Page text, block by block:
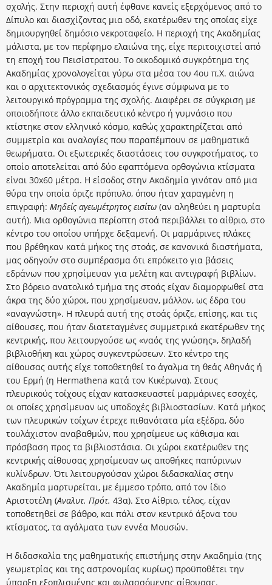
σχολής. Στην περιοχή αυτή έφθανε κανείς εξερχόμενος από το
Δίπυλο και διασχίζοντας μια οδό, εκατέρωθεν της οποίας είχε
δημιουργηθεί δημόσιο νεκροταφείο. Η περιοχή της Ακαδημίας
μάλιστα, με τον περίφημο ελαιώνα της, είχε περιτοιχιστεί από
τη εποχή του Πεισίστρατου. Το οικοδομικό συγκρότημα της
Ακαδημίας χρονολογείται γύρω στα μέσα του 4ου π.Χ. αιώνα
και ο αρχιτεκτονικός σχεδιασμός έγινε σύμφωνα με το
λειτουργικό πρόγραμμα της σχολής. Διαφέρει σε σύγκριση με
οποιοδήποτε άλλο εκπαιδευτικό κέντρο ή γυμνάσιο που
κτίστηκε στον ελληνικό κόσμο, καθώς χαρακτηρίζεται από
συμμετρία και αναλογίες που παραπέμπουν σε μαθηματικά
θεωρήματα. Οι εξωτερικές διαστάσεις του συγκροτήματος, το
οποίο αποτελείται από δύο εφαπτόμενα ορθογώνια κτίσματα
είναι 30x60 μέτρα. Η είσοδος στην Ακαδημία γινόταν από μια
θύρα την οποία όριζε πρόπυλο, όπου ήταν χαραγμένη η
επιγραφή: Μηδείς αγεωμέτρητος εισίτω (αν αληθεύει η μαρτυρία
αυτή). Μια ορθογώνια περίοπτη στοά περιβάλλει το αίθριο, στο
κέντρο του οποίου υπήρχε δεξαμενή. Οι μαρμάρινες πλάκες
που βρέθηκαν κατά μήκος της στοάς, σε κανονικά διαστήματα,
μας οδηγούν στο συμπέρασμα ότι επρόκειτο για βάσεις
εδράνων που χρησίμευαν για μελέτη και αντιγραφή βιβλίων.
Στο βόρειο ανατολικό τμήμα της στοάς είχαν διαμορφωθεί στα
άκρα της δύο χώροι, που χρησίμευαν, μάλλον, ως έδρα του
«αναγνώστη». Η πλευρά αυτή της στοάς όριζε, επίσης, και τις
αίθουσες, που ήταν διατεταγμένες συμμετρικά εκατέρωθεν της
κεντρικής, που λειτουργούσε ως «ναός της γνώσης», δηλαδή
βιβλιοθήκη και χώρος συγκεντρώσεων. Στο κέντρο της
αίθουσας αυτής είχε τοποθετηθεί το άγαλμα τη θεάς Αθηνάς ή
του Ερμή (η Hermathena κατά τον Κικέρωνα). Στους
πλευρικούς τοίχους είχαν κατασκευαστεί μαρμάρινες εσοχές,
οι οποίες χρησίμευαν ως υποδοχές βιβλιοστασίων. Κατά μήκος
των πλευρικών τοίχων έτρεχε πιθανότατα μία εξέδρα, δύο
τουλάχιστον αναβαθμών, που χρησίμευε ως κάθισμα και
πρόσβαση προς τα βιβλιοστάσια. Οι χώροι εκατέρωθεν της
κεντρικής αίθουσας χρησίμευαν ως αποθήκες παπύρινων
κυλίνδρων. Ότι λειτουργούσαν χώροι διδασκαλίας στην
Ακαδημία μαρτυρείται, με έμμεσο τρόπο, από τον ίδιο
Αριστοτέλη (Αναλυτ. Πρότ. 43α). Στο Αίθριο, τέλος, είχαν
τοποθετηθεί σε βάθρο, και πάλι στον κεντρικό άξονα του
κτίσματος, τα αγάλματα των εννέα Μουσών.
Η διδασκαλία της μαθηματικής επιστήμης στην Ακαδημία (της
γεωμετρίας και της αστρονομίας κυρίως) προϋποθέτει την
ύπαρξη εξοπλισμένης και φυλασσόμενης αίθουσας.